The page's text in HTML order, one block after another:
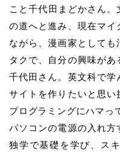
こと千代田まどかさん
の道へと進み、現在マイ
ながら、漫画家として
タクで、自分の興味が
千代田さん。英文科で
サイトを作りたいと思い
プログラミングにハマっ
パソコンの電源の入れ方
独学で基礎を学び、ス